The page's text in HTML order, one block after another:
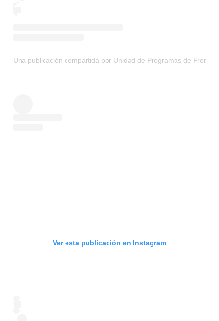
Una publicación compartida por Unidad de Programas de
Ver esta publicación en Instagram